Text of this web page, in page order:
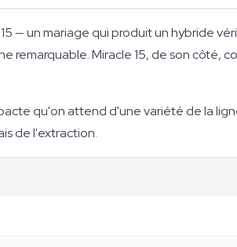
— un mariage qui produit un hybride
remarquable. Miracle 15, de son côté,
qu'on attend d'une variété de la
de l'extraction.